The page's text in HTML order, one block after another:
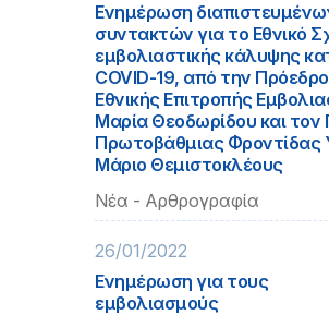
Ενημέρωση
συντακτών για το Εθνικό
εμβολιαστικής κάλυψης
COVID-19, από την
Εθνικής Επιτροπής
Μαρία Θεοδωρίδου και τον
Πρωτοβάθμιας Φροντίδας
Μάριο Θεμιστοκλέους
Νέα - Αρθρογραφία
26/01/2022
Ενημέρωση για τους
εμβολιασμούς